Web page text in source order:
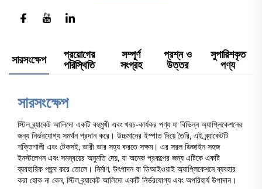
সারসংক্ষেপ
প্রয়োগের
পরিস্থিতি
সম্পূর্ণ
সংগ্রহ
প্রশ্ন ও
উত্তর
সুপারিশকৃত
পণ্য
সারসংক্ষেপ
স্টিল ব্র্যাকেট আলিদো একটি বহুমুখী এবং খরচ-কার্যকর পণ্য যা বিভিন্ন অ্যাপ্লিকেশনের
জন্য নির্ভরযোগ্য সমর্থন প্রদান করে। উচ্চমানের ইস্পাত দিয়ে তৈরি, এই ব্র্যাকেটটি
শক্তিশালী এবং টেকসই, ভারী ভার সহ্য করতে সক্ষম। এর সরল ডিজাইন সহজ
ইনস্টলেশন এবং সমন্বয়ের অনুমতি দেয়, যা অনেক প্রকল্পের জন্য এটিকে একটি
ব্যবহারিক পছন্দ করে তোলে। নির্মাণ, উৎপাদন বা ডিআইওয়াই অ্যাপ্লিকেশনে ব্যবহার
করা হোক না কেন, স্টিল ব্র্যাকেট আলিদো একটি নির্ভরযোগ্য এবং অপরিহার্য উপাদান।